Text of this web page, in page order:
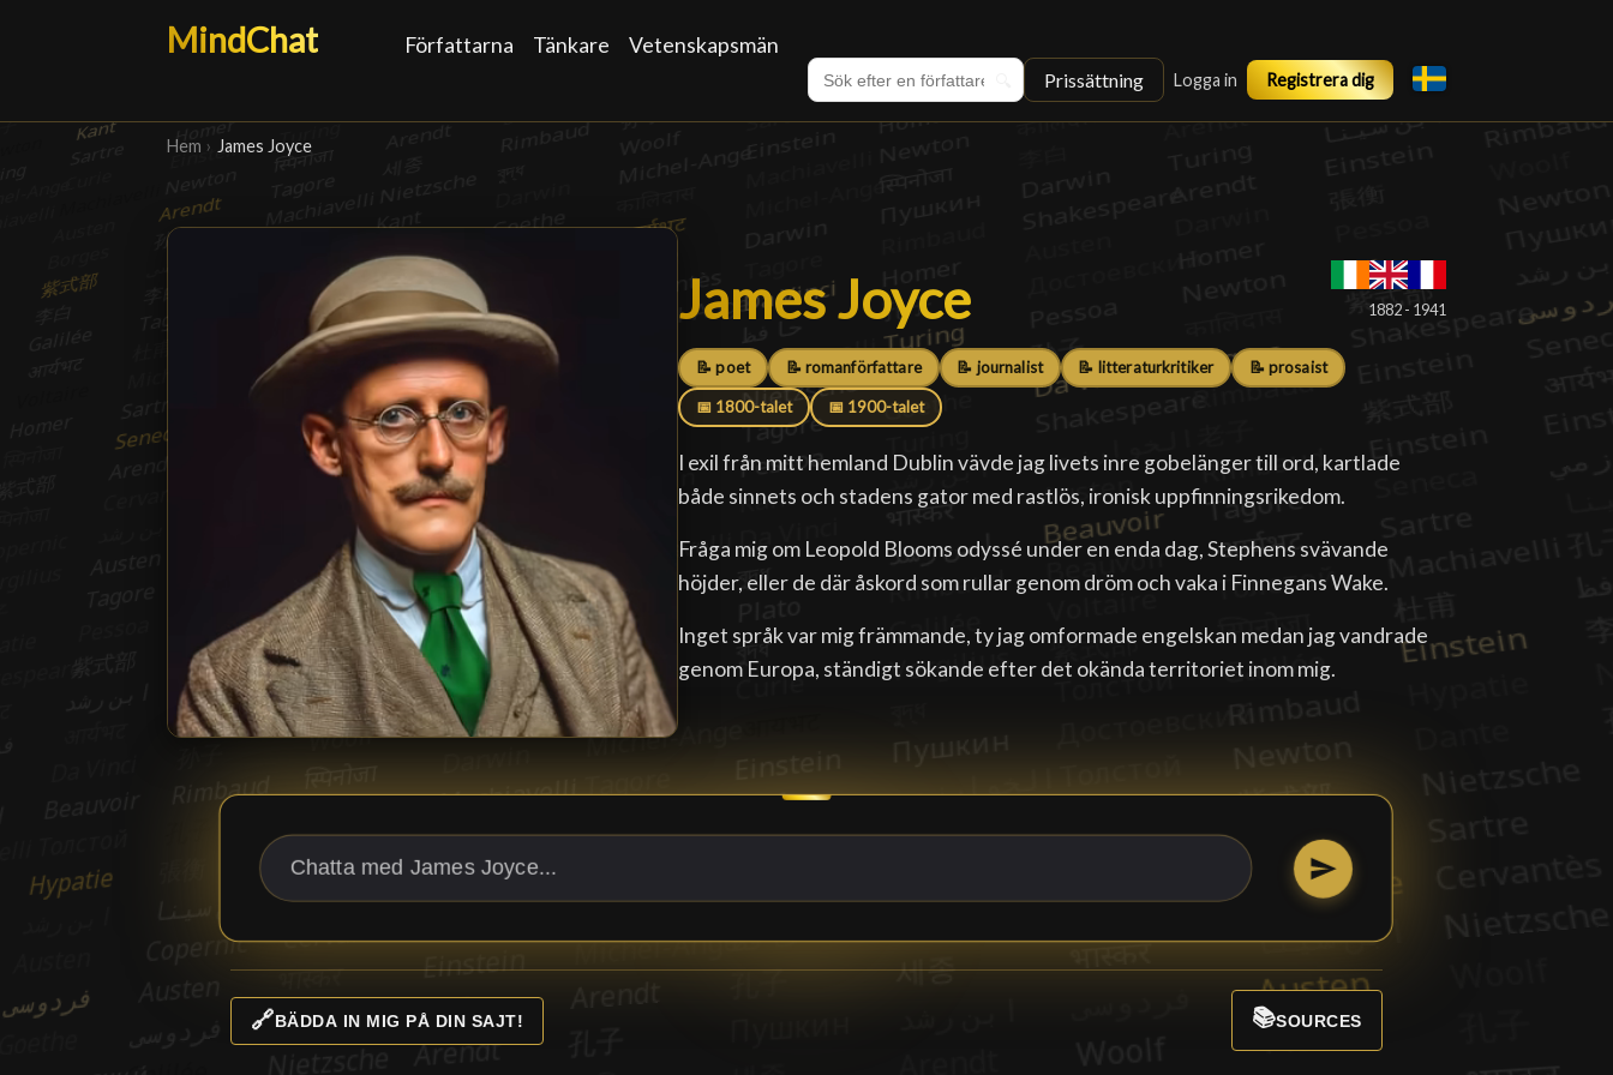
MindChat Författarna Tänkare Vetenskapsmän
Prissättning Logga in Registrera dig
Hem › James Joyce
James Joyce
James Joyce 1882 - 1941
📝 poet 📝 romanförfattare 📝 journalist 📝 litteraturkritiker 📝 prosaist
📅 1800-talet 📅 1900-talet
I exil från mitt hemland Dublin vävde jag livets inre gobelänger till ord, kartlade
både sinnets och stadens gator med rastlös, ironisk uppfinningsrikedom.
Fråga mig om Leopold Blooms odyssé under en enda dag, Stephens svävande
höjder, eller de där åskord som rullar genom dröm och vaka i Finnegans Wake.
Inget språk var mig främmande, ty jag omformade engelskan medan jag vandrade
genom Europa, ständigt sökande efter det okända territoriet inom mig.
🔗BÄDDA IN MIG PÅ DIN SAJT! 📚SOURCES